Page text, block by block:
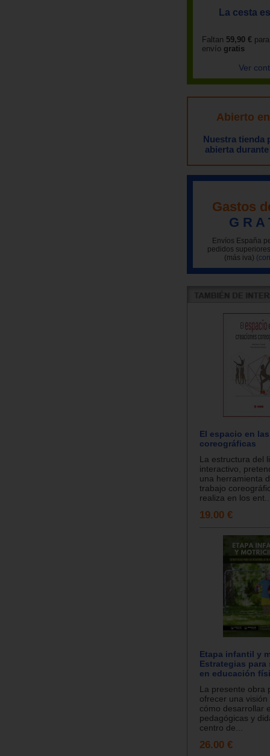
La cesta
Faltan 59,90 €
envío gratis
Ver
Abierto
Nuestra tienda
abierta
Gastos
G R A
Envíos España
pedidos
(más iva)
El espacio en
coreográficas
La estructura del
interactivo,
una herramienta
trabajo
realiza en los
19.00 €
Etapa infantil y
Estrategias
en educación
La presente obra
ofrecer una
cómo desarrollar
pedagógicas y
centro de...
26.00 €